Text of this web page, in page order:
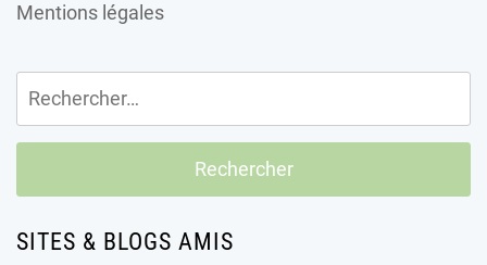
Mentions légales
Rechercher :
SITES & BLOGS AMIS